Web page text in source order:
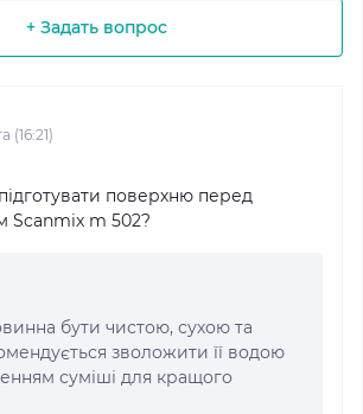
+ Задать вопрос
(16:21)
поверхню перед
Scanmix m 502?
бути чистою, сухою та
зволожити її водою
суміші для кращого